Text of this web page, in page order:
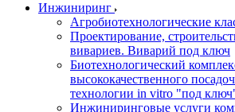
Инжиниринг
Агробиотехнологические
Проектирование,
вивариев. Виварий под ключ
Биотехнологический
высококачественного
технологии in vitro "под
Инжиниринговые услуги